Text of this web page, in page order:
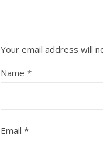
Your email address will
Name *
Email *